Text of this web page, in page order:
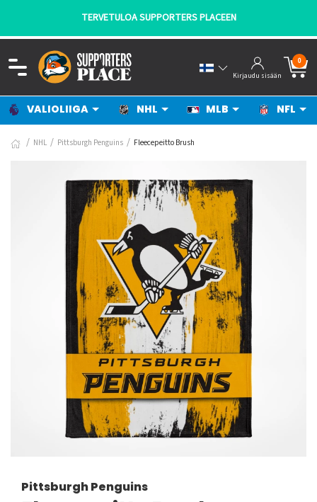
TERVETULOA SUPPORTERS PLACEEN
Kirjaudu sisään
0
VALIOLIIGA NHL MLB NFL
NHL Pittsburgh Penguins Fleecepeitto Brush
Pittsburgh Penguins